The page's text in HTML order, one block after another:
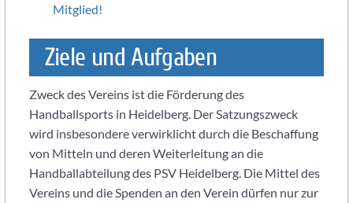
Studium
einen
Verein?
Wir
spielen
Spielgemeinschaft
der
Mitglied!
Ziele und Aufgaben
Zweck des Vereins ist die Förderung des
Handballsports in Heidelberg. Der Satzungszweck
wird insbesondere verwirklicht durch die Beschaffung
von Mitteln und deren Weiterleitung an die
Handballabteilung des PSV Heidelberg. Die Mittel des
Vereins und die Spenden an den Verein dürfen nur zur